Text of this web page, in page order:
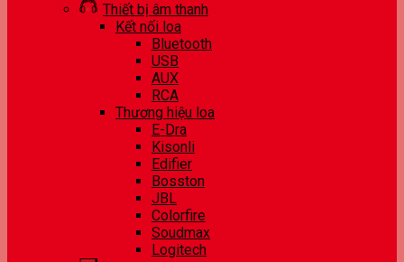
Thiết bị âm thanh
Kết nối loa
Bluetooth
USB
AUX
RCA
Thương hiệu loa
E-Dra
Kisonli
Edifier
Bosston
JBL
Colorfire
Soudmax
Logitech